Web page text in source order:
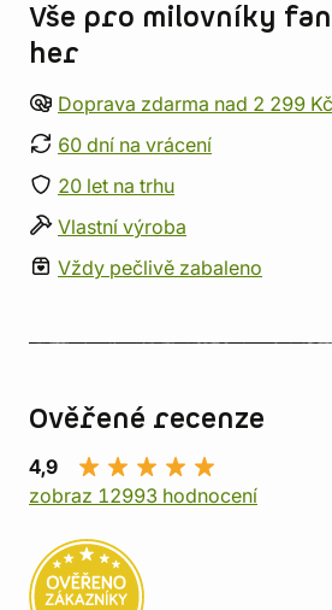
Vše pro milovníky
her
Doprava zdarma nad 2 299 Kč
60 dní na vrácení
20 let na trhu
Vlastní výroba
Vždy pečlivě zabaleno
Ověřené recenze
4,9
zobraz 12993 hodnocení